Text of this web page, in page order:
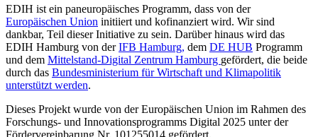
EDIH ist ein paneuropäisches Programm, dass von der
Europäischen Union initiiert und kofinanziert wird. Wir sind
dankbar, Teil dieser Initiative zu sein. Darüber hinaus wird das
EDIH Hamburg von derIFB Hamburg, dem DE HUB Programm
und dem Mittelstand-Digital Zentrum Hamburg gefördert, die beide
durch das Bundesministerium für Wirtschaft und Klimapolitik
unterstützt werden.
Dieses Projekt wurde von der Europäischen Union im Rahmen des
Forschungs- und Innovationsprogramms Digital 2025 unter der